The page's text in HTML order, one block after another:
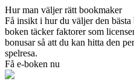
Hur man väljer rätt bookmaker
Få insikt i hur du väljer den
boken täcker faktorer som
bonusar så att du kan hitta den
spelresa.
Få e-boken nu